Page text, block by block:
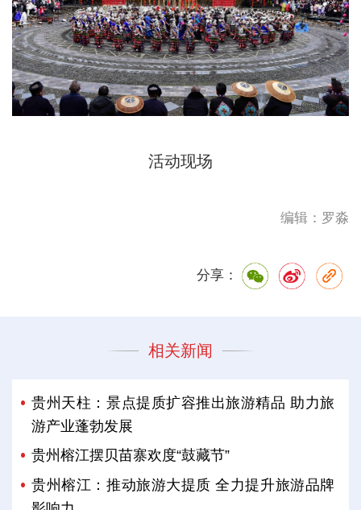
活动现场
编辑：罗淼
分享：
相关新闻
贵州天柱：景点提质扩容推出旅游精品 助力旅
游产业蓬勃发展
贵州榕江摆贝苗寨欢度“鼓藏节”
贵州榕江：推动旅游大提质 全力提升旅游品牌